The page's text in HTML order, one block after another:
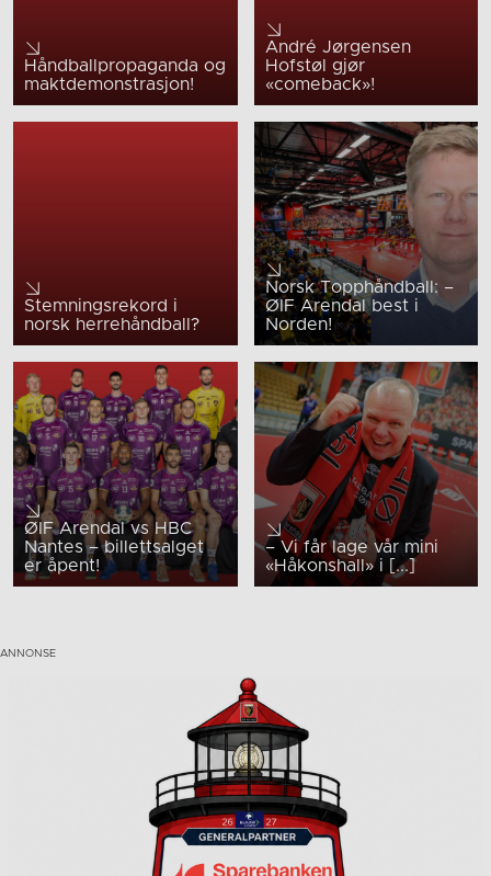
Håndballpropaganda og
maktdemonstrasjon!
André Jørgensen
Hofstøl gjør
«comeback»!
Stemningsrekord i
norsk herrehåndball?
Norsk Topphåndball: –
ØIF Arendal best i
Norden!
ØIF Arendal vs HBC
Nantes – billettsalget
er åpent!
– Vi får lage vår mini
«Håkonshall» i [...]